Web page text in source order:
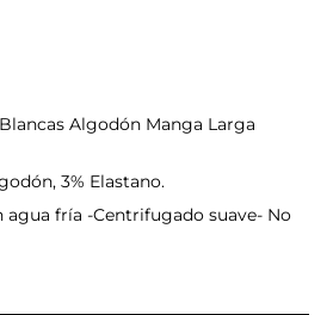
Algodón Manga Larga
3% Elastano.
agua fría -Centrifugado suave- No